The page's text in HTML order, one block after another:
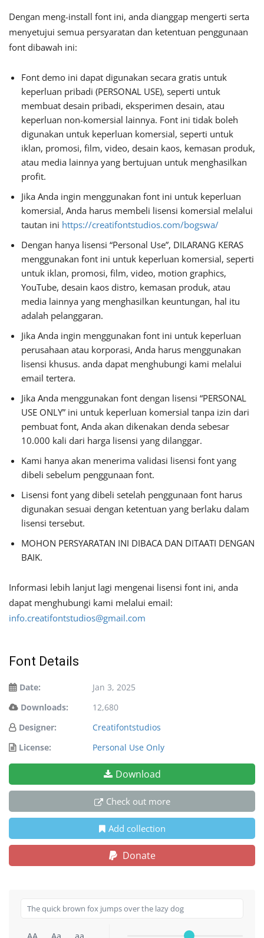
Dengan meng-install font ini, anda dianggap mengerti serta
menyetujui semua persyaratan dan ketentuan penggunaan
font dibawah ini:
Font demo ini dapat digunakan secara gratis untuk
keperluan pribadi (PERSONAL USE), seperti untuk
membuat desain pribadi, eksperimen desain, atau
keperluan non-komersial lainnya. Font ini tidak boleh
digunakan untuk keperluan komersial, seperti untuk
iklan, promosi, film, video, desain kaos, kemasan produk,
atau media lainnya yang bertujuan untuk menghasilkan
profit.
Jika Anda ingin menggunakan font ini untuk keperluan
komersial, Anda harus membeli lisensi komersial melalui
tautan ini https://creatifontstudios.com/bogswa/
Dengan hanya lisensi “Personal Use”, DILARANG KERAS
menggunakan font ini untuk keperluan komersial, seperti
untuk iklan, promosi, film, video, motion graphics,
YouTube, desain kaos distro, kemasan produk, atau
media lainnya yang menghasilkan keuntungan, hal itu
adalah pelanggaran.
Jika Anda ingin menggunakan font ini untuk keperluan
perusahaan atau korporasi, Anda harus menggunakan
lisensi khusus. anda dapat menghubungi kami melalui
email tertera.
Jika Anda menggunakan font dengan lisensi “PERSONAL
USE ONLY” ini untuk keperluan komersial tanpa izin dari
pembuat font, Anda akan dikenakan denda sebesar
10.000 kali dari harga lisensi yang dilanggar.
Kami hanya akan menerima validasi lisensi font yang
dibeli sebelum penggunaan font.
Lisensi font yang dibeli setelah penggunaan font harus
digunakan sesuai dengan ketentuan yang berlaku dalam
lisensi tersebut.
MOHON PERSYARATAN INI DIBACA DAN DITAATI DENGAN
BAIK.
Informasi lebih lanjut lagi mengenai lisensi font ini, anda
dapat menghubungi kami melalui email:
info.creatifontstudios@gmail.com
Font Details
Date:
Jan 3, 2025
Downloads:
12,680
Designer:
Creatifontstudios
License:
Personal Use Only
Download
Check out more
Add collection
Donate